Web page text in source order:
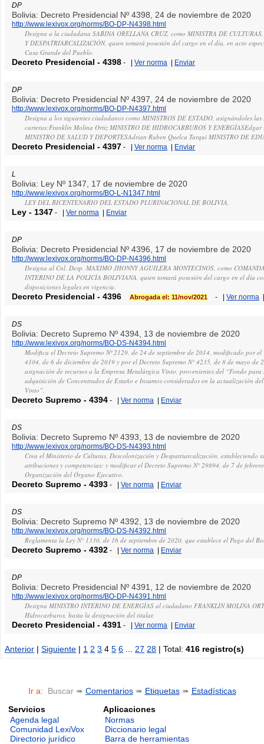
DP
Bolivia: Decreto Presidencial Nº 4398, 24 de noviembre de 2020
http://www.lexivox.org/norms/BO-DP-N4398.html
Designa a la ciudadana SABINA ORELLANA CRUZ, como MINISTRA DE
Y DESPATRIARCALIZACIÓN, quien tomará posesión del cargo en el día, en acto
Casa Grande del Pueblo.
Decreto Presidencial -4398 - |Ver norma | Enviar
DP
Bolivia: Decreto Presidencial Nº 4397, 24 de noviembre de 2020
http://www.lexivox.org/norms/BO-DP-N4397.html
Designa a los siguientes ciudadanos como MINISTROS DE ESTADO, asignándoles las
carteras:Franklin Molina Ortiz MINISTRO DE HIDROCARBUROS Y ENERGÍASEdgar
MINISTRO DE SALUD Y DEPORTESAdrian Ruben Quelca Tarqui MINISTRO DE
Decreto Presidencial -4397 - |Ver norma | Enviar
L
Bolivia: Ley Nº 1347, 17 de noviembre de 2020
http://www.lexivox.org/norms/BO-L-N1347.html
LEY DEL BICENTENARIO DEL ESTADO PLURINACIONAL DE BOLIVIA.
Ley - 1347 - |Ver norma | Enviar
DP
Bolivia: Decreto Presidencial Nº 4396, 17 de noviembre de 2020
http://www.lexivox.org/norms/BO-DP-N4396.html
Designa al Cnl. Desp. MAXIMO JHONNY AGUILERA MONTECINOS, como
INTERINO DE LA POLICÍA BOLIVIANA, quien tomará posesión del cargo en el día
disposiciones legales en vigencia.
Decreto Presidencial -4396 Abrogada el: 11/nov/2021 - |Ver norma
DS
Bolivia: Decreto Supremo Nº 4394, 13 de noviembre de 2020
http://www.lexivox.org/norms/BO-DS-N4394.html
Modifica el Decreto Supremo Nº 2129, de 24 de septiembre de 2014, modificado por el
4104, de 6 de diciembre de 2019 y por el Decreto Supremo N° 4235, de 8 de mayo de
asignación de recursos a la Empresa Metalúrgica Vinto, provenientes del “Fondo
adquisición de Concentrados de Estaño e Insumos considerados en la actualización
Vinto”.
Decreto Supremo -4394 - |Ver norma | Enviar
DS
Bolivia: Decreto Supremo Nº 4393, 13 de noviembre de 2020
http://www.lexivox.org/norms/BO-DS-N4393.html
Crea el Ministerio de Culturas, Descolonización y Despatriarcalización, estableciendo
atribuciones y competencias; y modificar el Decreto Supremo N° 29894, de 7 de
Organización del Órgano Ejecutivo.
Decreto Supremo -4393 - |Ver norma | Enviar
DS
Bolivia: Decreto Supremo Nº 4392, 13 de noviembre de 2020
http://www.lexivox.org/norms/BO-DS-N4392.html
Reglamenta la Ley N° 1330, de 16 de septiembre de 2020, que establece el Pago del
Decreto Supremo -4392 - |Ver norma | Enviar
DP
Bolivia: Decreto Presidencial Nº 4391, 12 de noviembre de 2020
http://www.lexivox.org/norms/BO-DP-N4391.html
Designa MINISTRO INTERINO DE ENERGÍAS al ciudadano FRANKLIN MOLINA
Hidrocarburos, hasta la designación del titular.
Decreto Presidencial -4391 - |Ver norma | Enviar
Anterior |Siguiente | 1 2 3 45 6 27 28 | Total:416 registro(s)
Ir a: Buscar ➠ Comentarios➠ Etiquetas➠ Estadísticas
Servicios
Agenda legal
Comunidad LexiVox
Directorio jurídico
Aplicaciones
Normas
Diccionario legal
Barra de herramientas